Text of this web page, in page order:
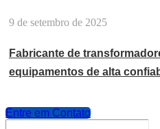
9 de setembro de 2025
Fabricante de
equipamentos de alta
Entre em Contato